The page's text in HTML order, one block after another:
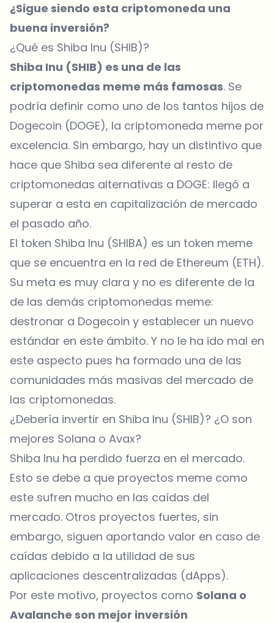
¿Sigue siendo esta criptomoneda una
buena inversión?
¿Qué es Shiba Inu (SHIB)?
Shiba Inu (SHIB) es una de las
criptomonedas meme más famosas. Se
podría definir como uno de los tantos hijos de
Dogecoin (DOGE), la criptomoneda meme por
excelencia. Sin embargo, hay un distintivo que
hace que Shiba sea diferente al resto de
criptomonedas alternativas a DOGE: llegó a
superar a esta en capitalización de mercado
el pasado año.
El token Shiba Inu (SHIBA) es un token meme
que se encuentra en la red de Ethereum (ETH).
Su meta es muy clara y no es diferente de la
de las demás criptomonedas meme:
destronar a Dogecoin y establecer un nuevo
estándar en este ámbito. Y no le ha ido mal en
este aspecto pues ha formado una de las
comunidades más masivas del mercado de
las criptomonedas.
¿Debería invertir en Shiba Inu (SHIB)? ¿O son
mejores Solana o Avax?
Shiba Inu ha perdido fuerza en el mercado.
Esto se debe a que proyectos meme como
este sufren mucho en las caídas del
mercado. Otros proyectos fuertes, sin
embargo, siguen aportando valor en caso de
caídas debido a la utilidad de sus
aplicaciones descentralizadas (dApps).
Por este motivo, proyectos como Solana o
Avalanche son mejor inversión